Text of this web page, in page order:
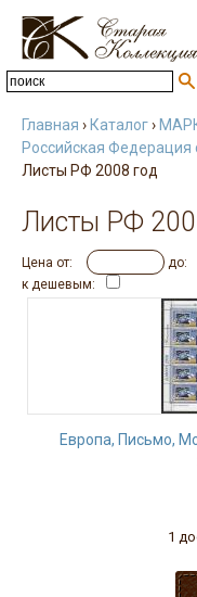
Главная › Каталог›
Российская Федерация
Листы РФ 2008 год
Листы РФ
Цена от: до:
к дешевым:
Европа, Письмо,
1